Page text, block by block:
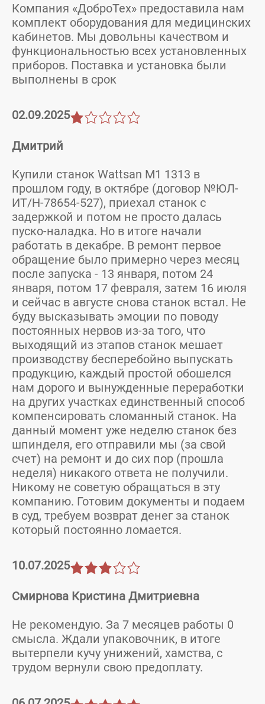
Компания «ДоброТех» предоставила нам
комплект оборудования для медицинских
кабинетов. Мы довольны качеством и
функциональностью всех установленных
приборов. Поставка и установка были
выполнены в срок
02.09.2025
Дмитрий
Купили станок Wattsan M1 1313 в
прошлом году, в октябре (договор №ЮЛ-
ИТ/Н-78654-527), приехал станок с
задержкой и потом не просто далась
пуско-наладка. Но в итоге начали
работать в декабре. В ремонт первое
обращение было примерно через месяц
после запуска - 13 января, потом 24
января, потом 17 февраля, затем 16 июля
и сейчас в августе снова станок встал. Не
буду высказывать эмоции по поводу
постоянных нервов из-за того, что
выходящий из этапов станок мешает
производству бесперебойно выпускать
продукцию, каждый простой обошелся
нам дорого и вынужденные переработки
на других участках единственный способ
компенсировать сломанный станок. На
данный момент уже неделю станок без
шпинделя, его отправили мы (за свой
счет) на ремонт и до сих пор (прошла
неделя) никакого ответа не получили.
Никому не советую обращаться в эту
компанию. Готовим документы и подаем
в суд, требуем возврат денег за станок
который постоянно ломается.
10.07.2025
Смирнова Кристина Дмитриевна
Не рекомендую. За 7 месяцев работы 0
смысла. Ждали упаковочник, в итоге
вытерпели кучу унижений, хамства, с
трудом вернули свою предоплату.